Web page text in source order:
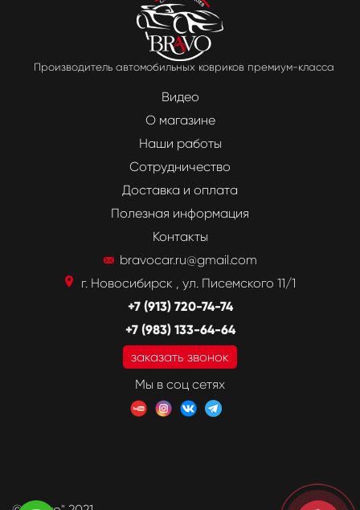
Производитель автомобильных ковриков премиум-класса
Видео
О магазине
Наши работы
Сотрудничество
Доставка и оплата
Полезная информация
Контакты
bravocar.ru@gmail.com
г. Новосибирск , ул. Писемского 11/1
+7 (913) 720-74-74
+7 (983) 133-64-64
заказать звонок
Мы в соц сетях